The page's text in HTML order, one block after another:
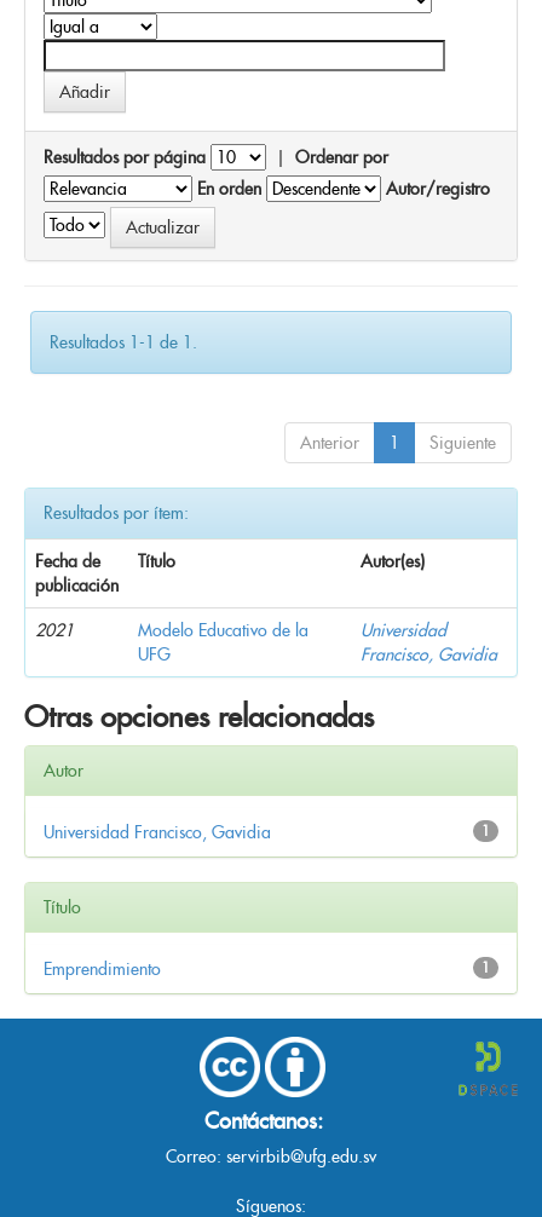
Resultados por página | Ordenar por
En orden
Autor/registro
Resultados 1-1 de 1.
Anterior 1 Siguiente
Resultados por ítem:
Fecha de
publicación
Título Autor(es)
2021
Modelo Educativo de la
UFG
Universidad
Francisco, Gavidia
Otras opciones relacionadas
Autor
1
Universidad Francisco, Gavidia
Título
1
Emprendimiento
Contáctanos:
Correo: servirbib@ufg.edu.sv
Síguenos: